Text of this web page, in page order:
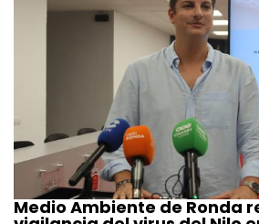
Medio Ambiente de Ronda